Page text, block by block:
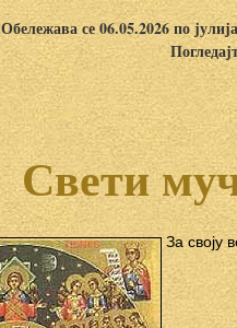
Обележава се 06.05.2026 по
Свети
За своју